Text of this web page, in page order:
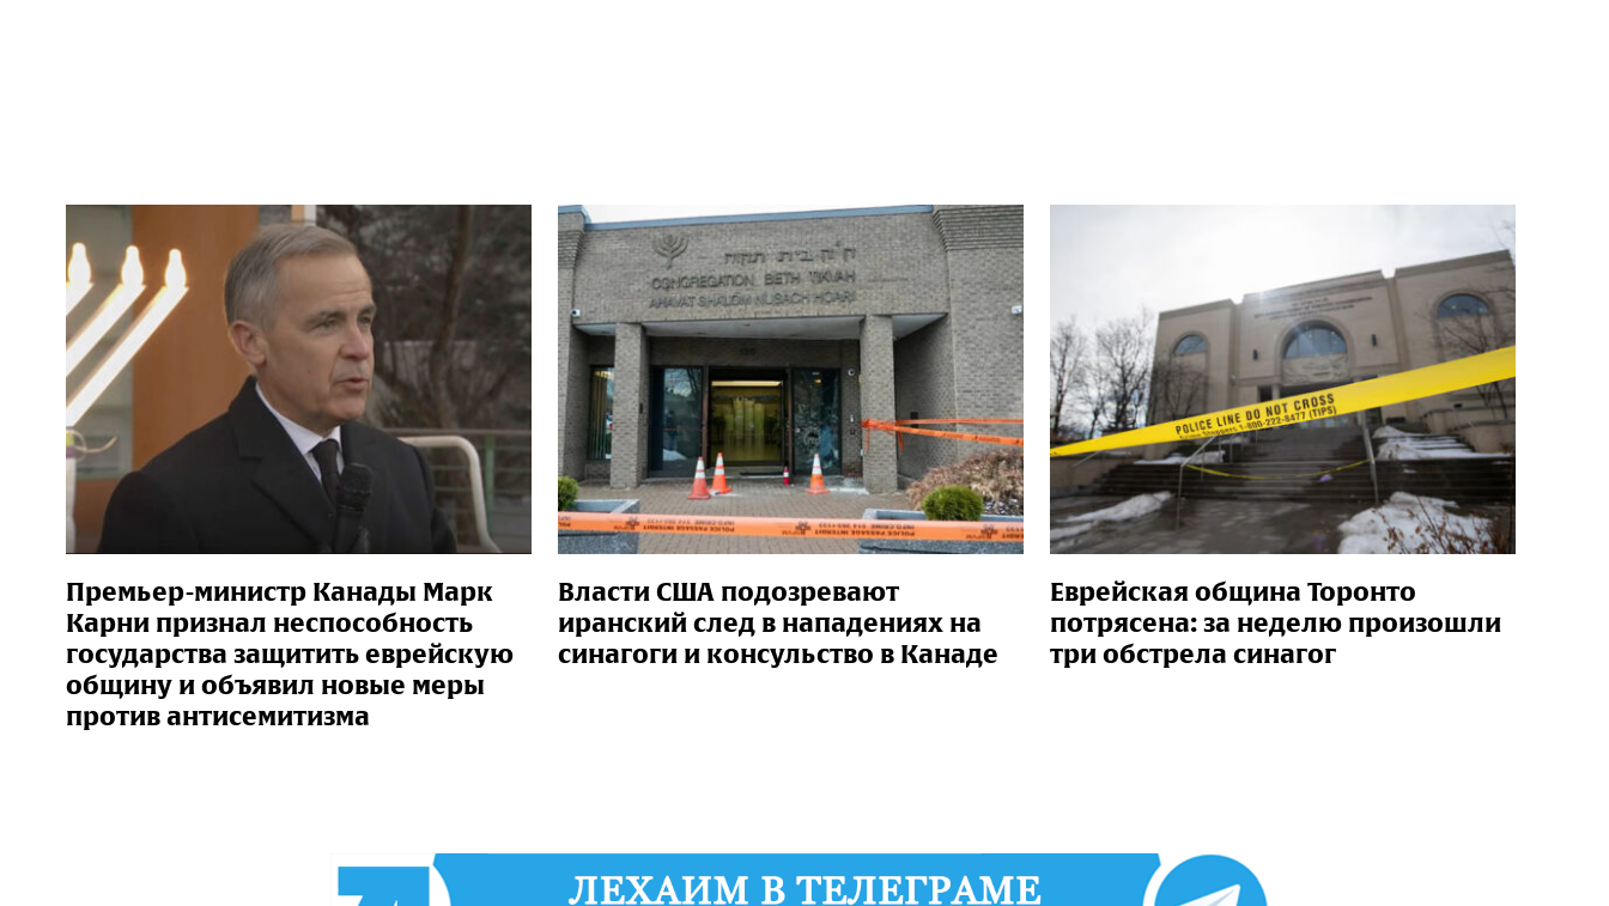
Премьер-министр Канады Марк
Карни признал неспособность
государства защитить еврейскую
общину и объявил новые меры
против антисемитизма
Власти США подозревают
иранский след в нападениях на
синагоги и консульство в Канаде
Еврейская община Торонто
потрясена: за неделю произошли
три обстрела синагог